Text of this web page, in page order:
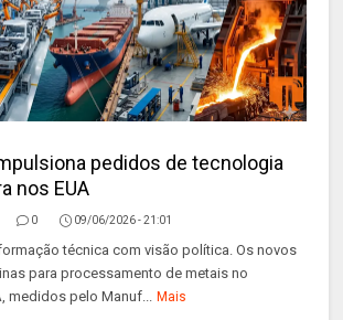
pedidos de tecnologia
nos EUA
0 09/06/2026 - 21:01
técnica com visão política. Os novos
para processamento de metais no
medidos pelo Manuf... Mais